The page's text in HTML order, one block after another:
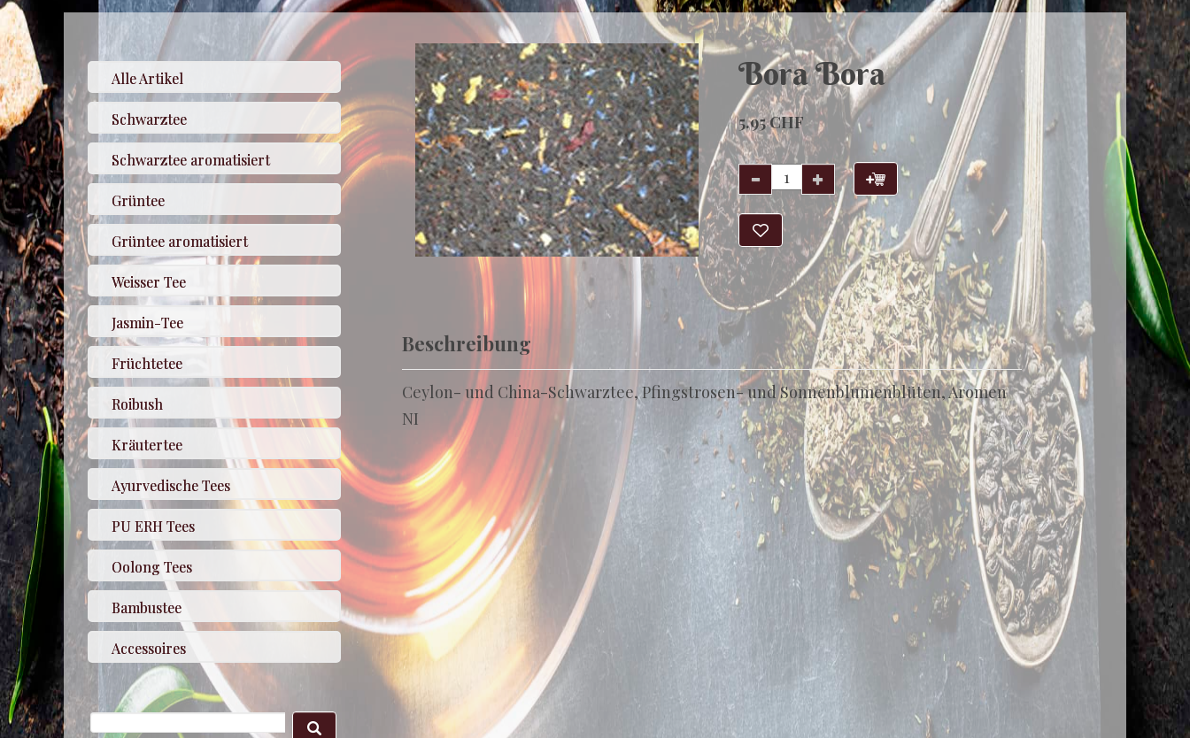
Alle Artikel
Schwarztee
Schwarztee aromatisiert
Grüntee
Grüntee aromatisiert
Weisser Tee
Jasmin-Tee
Früchtetee
Roibush
Kräutertee
Ayurvedische Tees
PU ERH Tees
Oolong Tees
Bambustee
Accessoires
Bora Bora
5.95 CHF
Beschreibung
Ceylon- und China-Schwarztee, Pfingstrosen- und Sonnenblumenblüten, Aromen
NI